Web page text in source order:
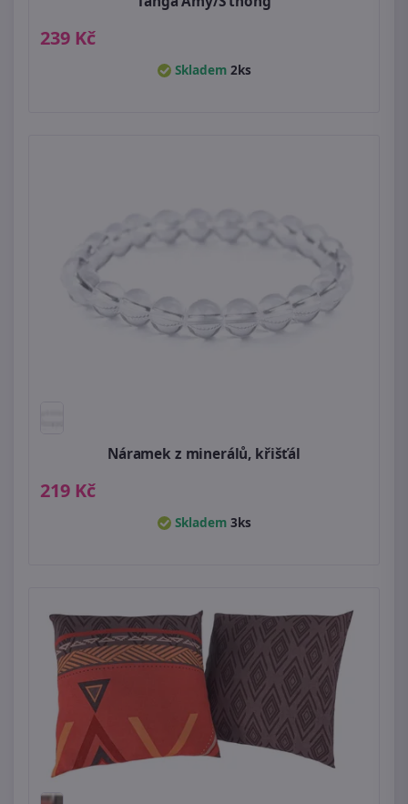
239 Kč
Skladem 2ks
Náramek z minerálů, křišťál
219 Kč
Skladem 3ks